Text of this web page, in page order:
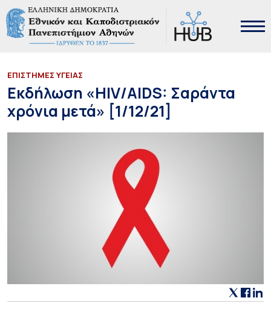
ΕΠΙΣΤΗΜΕΣ ΥΓΕΙΑΣ
Εκδήλωση «HIV/AIDS: Σαράντα
χρόνια μετά» [1/12/21]